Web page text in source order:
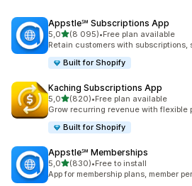
Appstle℠ Subscriptions App
5,0na 5 gwiazdek
(8 095)
Łączna liczba recenzji: 8095
•Free plan available
Retain customers with subscriptions,
Built for Shopify
Kaching Subscriptions App
5,0na 5 gwiazdek
(820)
Łączna liczba recenzji: 820
•Free plan available
Grow recurring revenue with flexible
Built for Shopify
Appstle℠ Memberships
5,0na 5 gwiazdek
(830)
Łączna liczba recenzji: 830
•Free to install
App for membership plans, member